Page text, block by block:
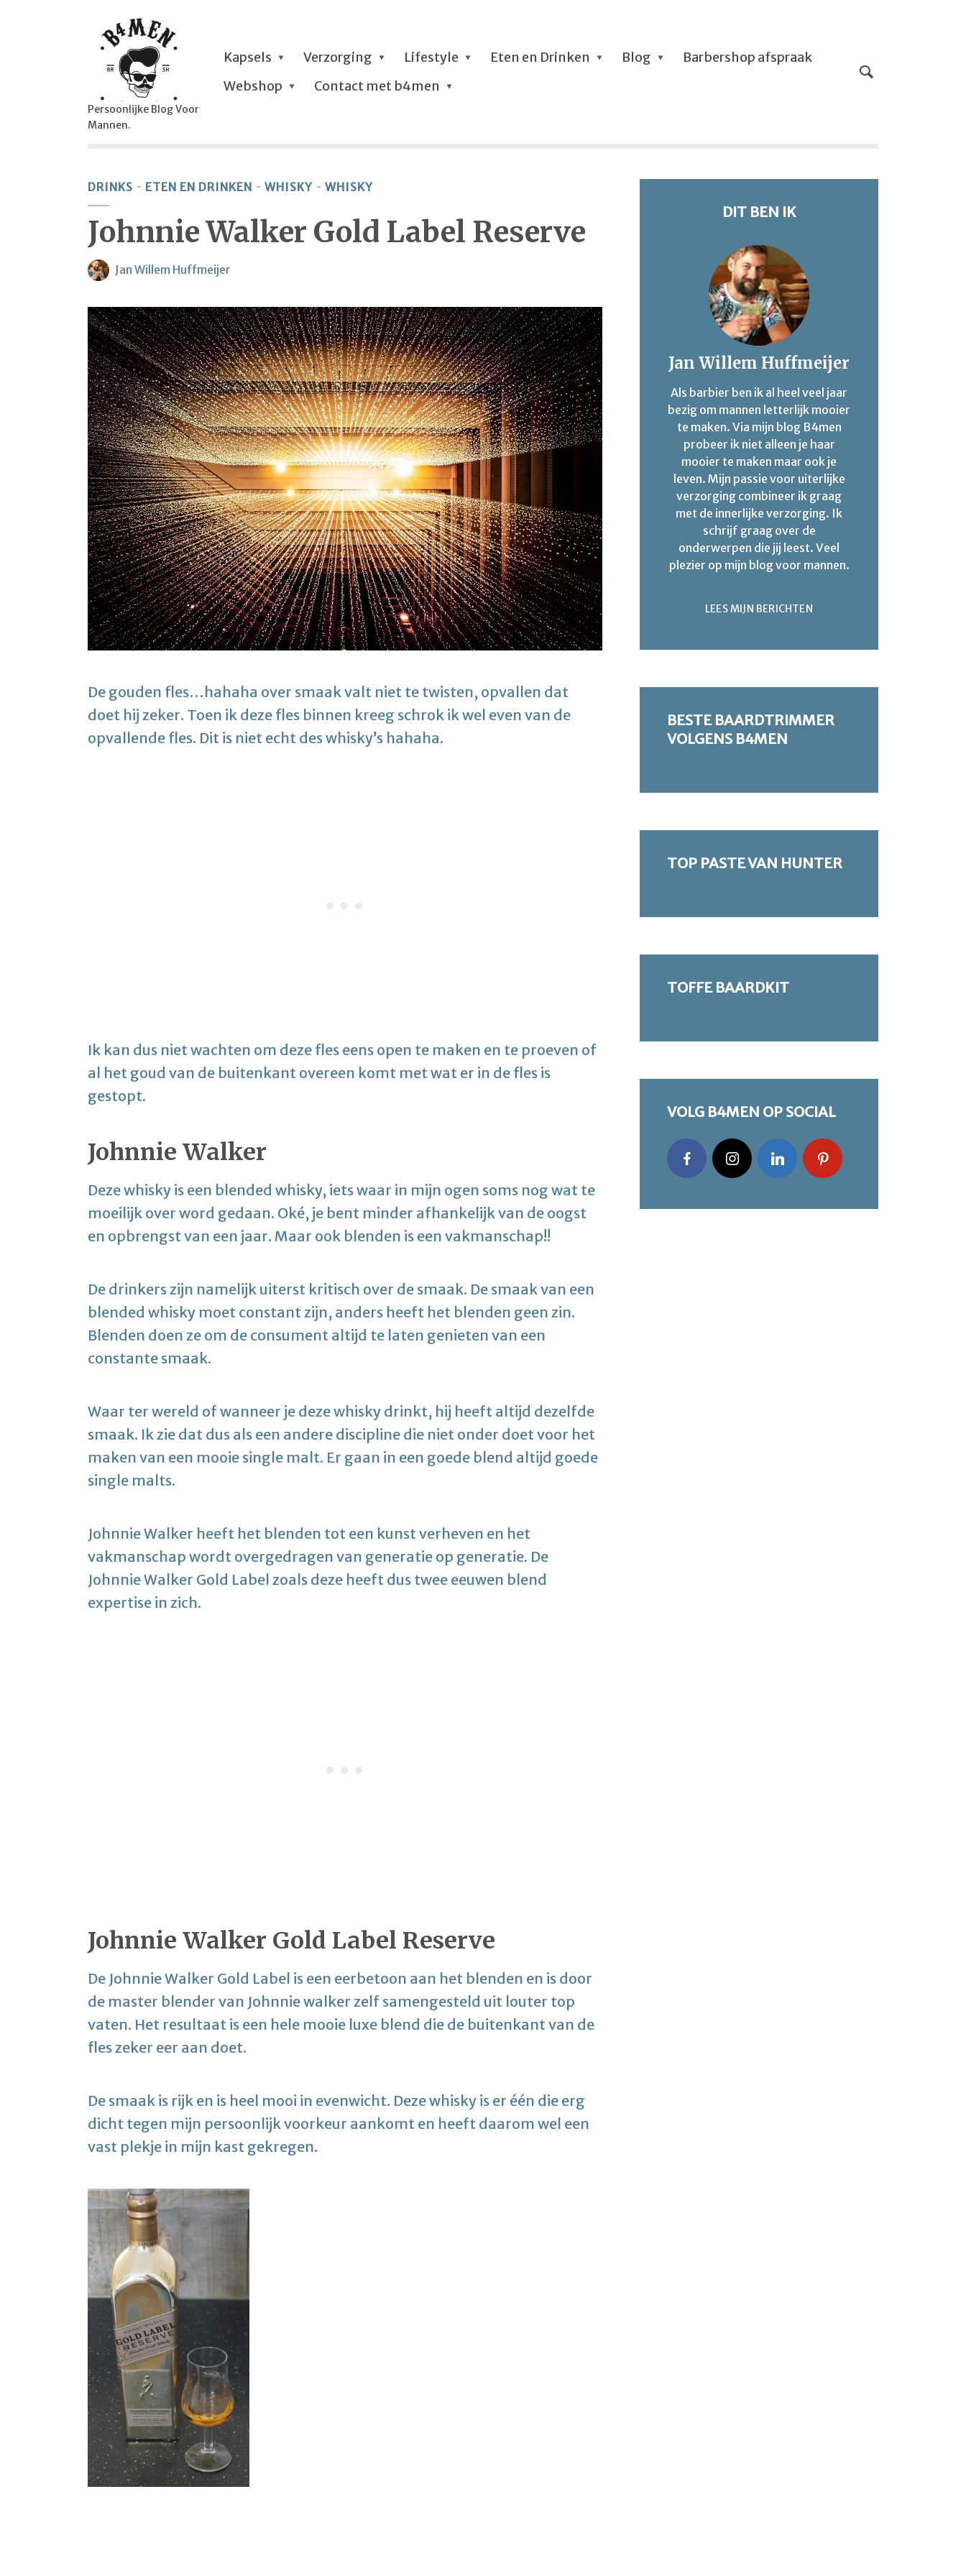
Persoonlijke Blog Voor
Mannen.
Kapsels Verzorging Lifestyle Eten en Drinken Blog
Barbershop afspraak
Webshop
Contact met b4men
DRINKS ETEN EN DRINKEN WHISKY WHISKY
Johnnie Walker Gold Label Reserve
Jan Willem Huffmeijer
De gouden fles…hahaha over smaak valt niet te twisten, opvallen dat
doet hij zeker. Toen ik deze fles binnen kreeg schrok ik wel even van de
opvallende fles. Dit is niet echt des whisky’s hahaha.
Ik kan dus niet wachten om deze fles eens open te maken en te proeven of
al het goud van de buitenkant overeen komt met wat er in de fles is
gestopt.
Johnnie Walker
Deze whisky is een blended whisky, iets waar in mijn ogen soms nog wat te
moeilijk over word gedaan. Oké, je bent minder afhankelijk van de oogst
en opbrengst van een jaar. Maar ook blenden is een vakmanschap!!
De drinkers zijn namelijk uiterst kritisch over de smaak. De smaak van een
blended whisky moet constant zijn, anders heeft het blenden geen zin.
Blenden doen ze om de consument altijd te laten genieten van een
constante smaak.
Waar ter wereld of wanneer je deze whisky drinkt, hij heeft altijd dezelfde
smaak. Ik zie dat dus als een andere discipline die niet onder doet voor het
maken van een mooie single malt. Er gaan in een goede blend altijd goede
single malts.
Johnnie Walker heeft het blenden tot een kunst verheven en het
vakmanschap wordt overgedragen van generatie op generatie. De
Johnnie Walker Gold Label zoals deze heeft dus twee eeuwen blend
expertise in zich.
Johnnie Walker Gold Label Reserve
De Johnnie Walker Gold Label is een eerbetoon aan het blenden en is door
de master blender van Johnnie walker zelf samengesteld uit louter top
vaten. Het resultaat is een hele mooie luxe blend die de buitenkant van de
fles zeker eer aan doet.
De smaak is rijk en is heel mooi in evenwicht. Deze whisky is er één die erg
dicht tegen mijn persoonlijk voorkeur aankomt en heeft daarom wel een
vast plekje in mijn kast gekregen.
DIT BEN IK
Jan Willem Huffmeijer
Als barbier ben ik al heel veel jaar
bezig om mannen letterlijk mooier
te maken. Via mijn blog B4men
probeer ik niet alleen je haar
mooier te maken maar ook je
leven. Mijn passie voor uiterlijke
verzorging combineer ik graag
met de innerlijke verzorging. Ik
schrijf graag over de
onderwerpen die jij leest. Veel
plezier op mijn blog voor mannen.
LEES MIJN BERICHTEN
BESTE BAARDTRIMMER
VOLGENS B4MEN
TOP PASTE VAN HUNTER
TOFFE BAARDKIT
VOLG B4MEN OP SOCIAL